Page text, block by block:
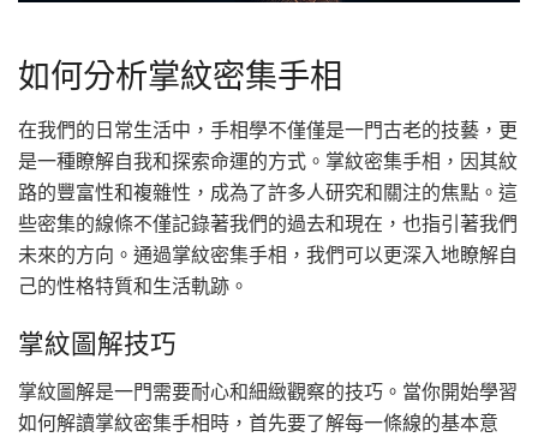
如何分析掌紋密集手相
在我們的日常生活中，手相學不僅僅是一門古老的技藝，更
是一種瞭解自我和探索命運的方式。掌紋密集手相，因其紋
路的豐富性和複雜性，成為了許多人研究和關注的焦點。這
些密集的線條不僅記錄著我們的過去和現在，也指引著我們
未來的方向。通過掌紋密集手相，我們可以更深入地瞭解自
己的性格特質和生活軌跡。
掌紋圖解技巧
掌紋圖解是一門需要耐心和細緻觀察的技巧。當你開始學習
如何解讀掌紋密集手相時，首先要了解每一條線的基本意